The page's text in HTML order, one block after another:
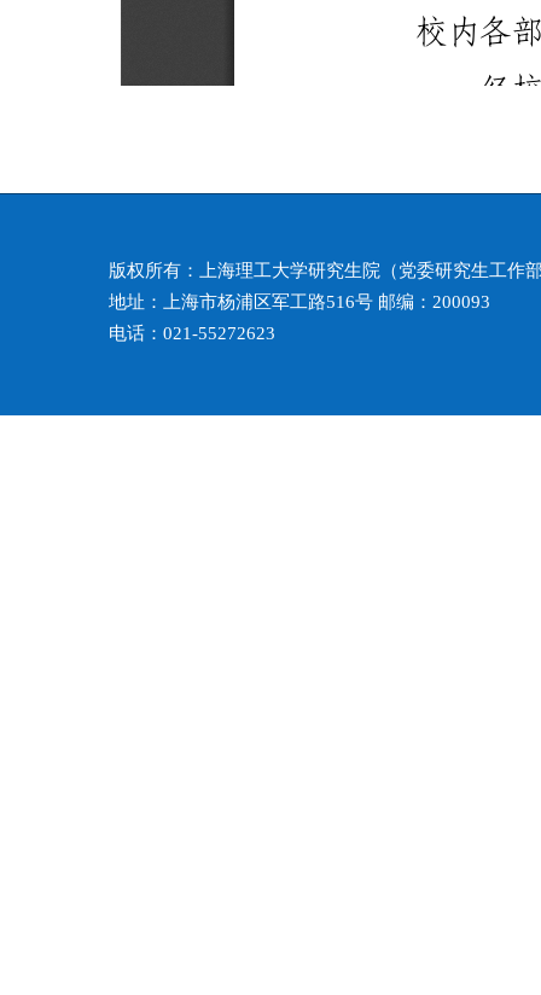
版权所有：上海理工大学研究生院（党委研究生工作
地址：上海市杨浦区军工路516号 邮编：200093
电话：021-55272623